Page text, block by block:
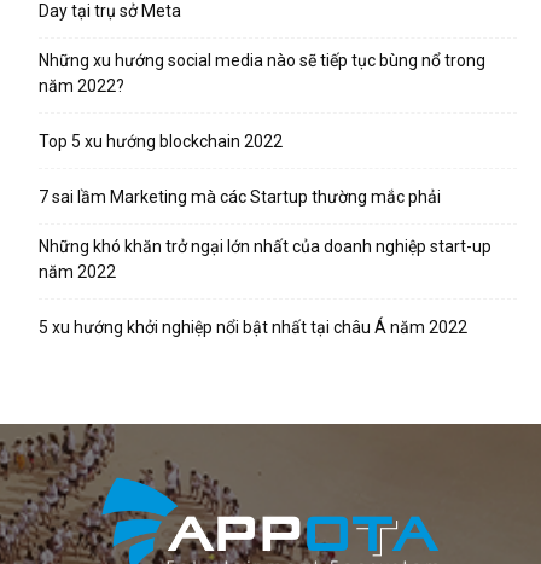
Day tại trụ sở Meta
Những xu hướng social media nào sẽ tiếp tục bùng nổ trong
năm 2022?
Top 5 xu hướng blockchain 2022
7 sai lầm Marketing mà các Startup thường mắc phải
Những khó khăn trở ngại lớn nhất của doanh nghiệp start-up
năm 2022
5 xu hướng khởi nghiệp nổi bật nhất tại châu Á năm 2022